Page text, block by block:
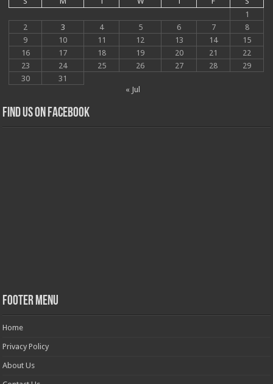
1
2
3 4 5 6 7
8
9
10 11 12 13 14
15
16
17 18 19 20 21
22
23
24 25 26 27 28
29
30
31
« Jul
Find us on Facebook
Footer Menu
Home
Privacy Policy
About Us